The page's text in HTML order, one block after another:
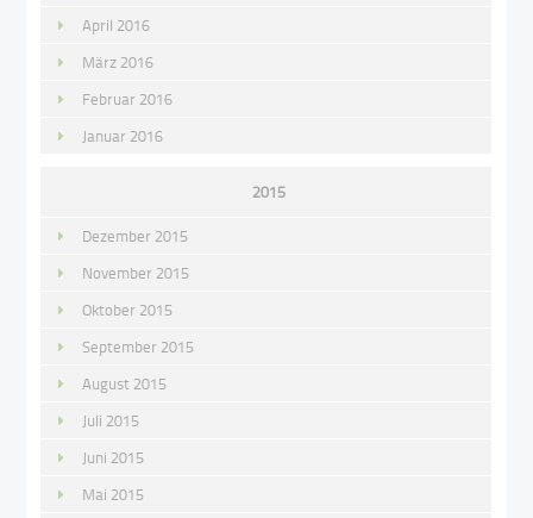
April 2016
März 2016
Februar 2016
Januar 2016
2015
Dezember 2015
November 2015
Oktober 2015
September 2015
August 2015
Juli 2015
Juni 2015
Mai 2015